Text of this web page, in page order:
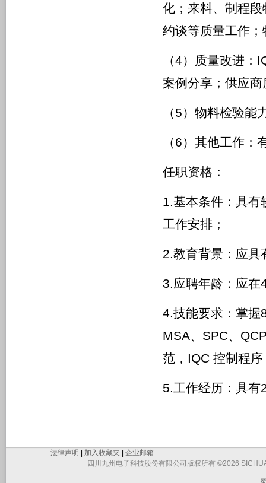
化；来料、制程
约谈等质量工作
（4）质量改进
案例分享；供应
（5）物料检验能
（6）其他工作
任职资格：
1.基本条件：具有
工作安排；
2.教育背景：应具
3.应聘年龄：应在
4.技能要求：掌握
MSA、SPC、
范，IQC 控制程
5.工作经历：具有
法律声明 加入收藏夹
企业邮箱
四川九州电子科技股份有限公司版权所有 ©2026